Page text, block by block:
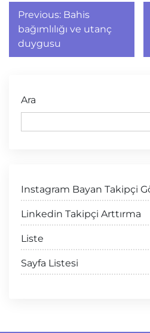
Yazı
gezinmesi
Previous: Bahis
bağımlılığı ve utanç
duygusu
Ara
Instagram Bayan Takipçi
Linkedin Takipçi Arttırma
Liste
Sayfa Listesi